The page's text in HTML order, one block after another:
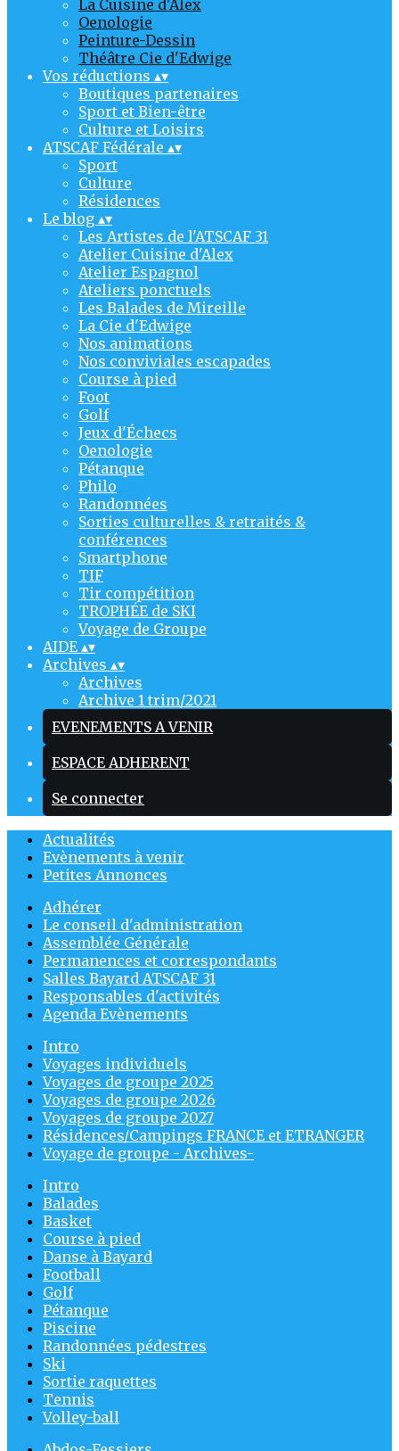
La Cuisine d'Alex
Oenologie
Peinture-Dessin
Théâtre Cie d'Edwige
Vos réductions ▴▾
Boutiques partenaires
Sport et Bien-être
Culture et Loisirs
ATSCAF Fédérale ▴▾
Sport
Culture
Résidences
Le blog ▴▾
Les Artistes de l'ATSCAF 31
Atelier Cuisine d'Alex
Atelier Espagnol
Ateliers ponctuels
Les Balades de Mireille
La Cie d'Edwige
Nos animations
Nos conviviales escapades
Course à pied
Foot
Golf
Jeux d'Échecs
Oenologie
Pétanque
Philo
Randonnées
Sorties culturelles & retraités &
conférences
Smartphone
TIF
Tir compétition
TROPHÉE de SKI
Voyage de Groupe
AIDE ▴▾
Archives ▴▾
Archives
Archive 1 trim/2021
EVENEMENTS A VENIR
ESPACE ADHERENT
Se connecter
Actualités
Evènements à venir
Petites Annonces
Adhérer
Le conseil d'administration
Assemblée Générale
Permanences et correspondants
Salles Bayard ATSCAF 31
Responsables d'activités
Agenda Evènements
Intro
Voyages individuels
Voyages de groupe 2025
Voyages de groupe 2026
Voyages de groupe 2027
Résidences/Campings FRANCE et ETRANGER
Voyage de groupe - Archives-
Intro
Balades
Basket
Course à pied
Danse à Bayard
Football
Golf
Pétanque
Piscine
Randonnées pédestres
Ski
Sortie raquettes
Tennis
Volley-ball